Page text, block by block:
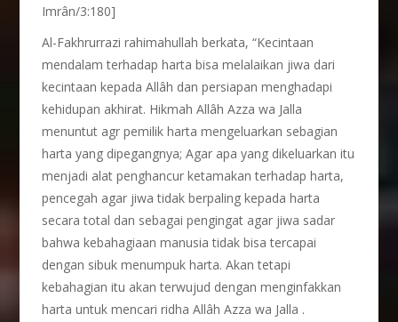
Imrân/3:180]
Al-Fakhrurrazi rahimahullah berkata, “Kecintaan
mendalam terhadap harta bisa melalaikan jiwa dari
kecintaan kepada Allâh dan persiapan menghadapi
kehidupan akhirat. Hikmah Allâh Azza wa Jalla
menuntut agr pemilik harta mengeluarkan sebagian
harta yang dipegangnya; Agar apa yang dikeluarkan itu
menjadi alat penghancur ketamakan terhadap harta,
pencegah agar jiwa tidak berpaling kepada harta
secara total dan sebagai pengingat agar jiwa sadar
bahwa kebahagiaan manusia tidak bisa tercapai
dengan sibuk menumpuk harta. Akan tetapi
kebahagian itu akan terwujud dengan menginfakkan
harta untuk mencari ridha Allâh Azza wa Jalla .